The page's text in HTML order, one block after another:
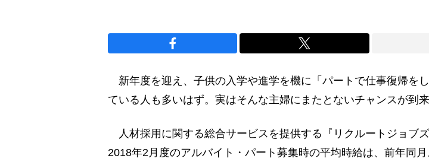
新年度を迎え、子供の入学や進学を機に「パートで仕事復帰を
ている人も多いはず。実はそんな主婦にまたとないチャンスが到来
人材採用に関する総合サービスを提供する『リクルートジョブズ
2018年2月度のアルバイト・パート募集時の平均時給は、前年同